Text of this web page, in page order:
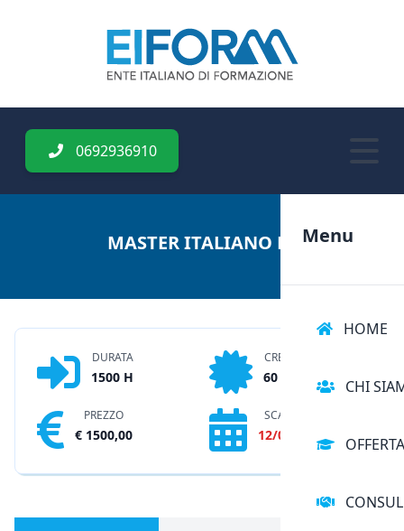
0692936910
Menu
HOME
CHI
MASTER ITALIANO L2
DURATA
1500 H
CREDITI
60 CFU
PREZZO
€ 1500,00
SCADENZA
12/08/2026